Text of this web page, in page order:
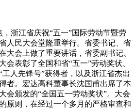
，浙江省庆祝“五一”国际劳动节暨劳
人民大会堂隆重举行。省委书记、省
大会上做了重要讲话，省委副书记、
会表彰了全国和省“五一”劳动奖状、
人先锋号”获得者，以及浙江省杰出
者。宏达高科董事长沈国甫出席了本
会颁发的“全国五一劳动奖状”。大会
原则，在经过一个多月的严格审查和